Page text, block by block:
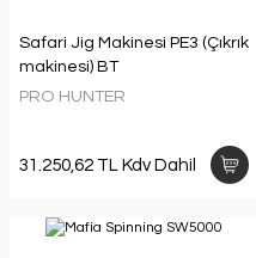
Safari Jig Makinesi PE3 (Çıkrık
makinesi) BT
PRO HUNTER
31.250,62 TL Kdv Dahil